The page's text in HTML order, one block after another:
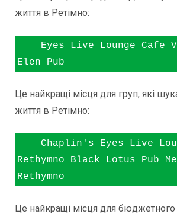
життя в Ретімно:
Elen Pub
Це найкращі місця для груп, які
життя в Ретімно:
Rethymno Black Lotus Pub
Rethymno
Це найкращі місця для бюджетного